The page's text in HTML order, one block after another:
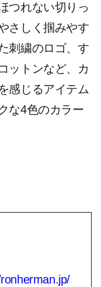
つれない切りっ
さしく掴みやす
刺繍のロゴ、す
ットンなど、カ
感じるアイテム
な4色のカラー